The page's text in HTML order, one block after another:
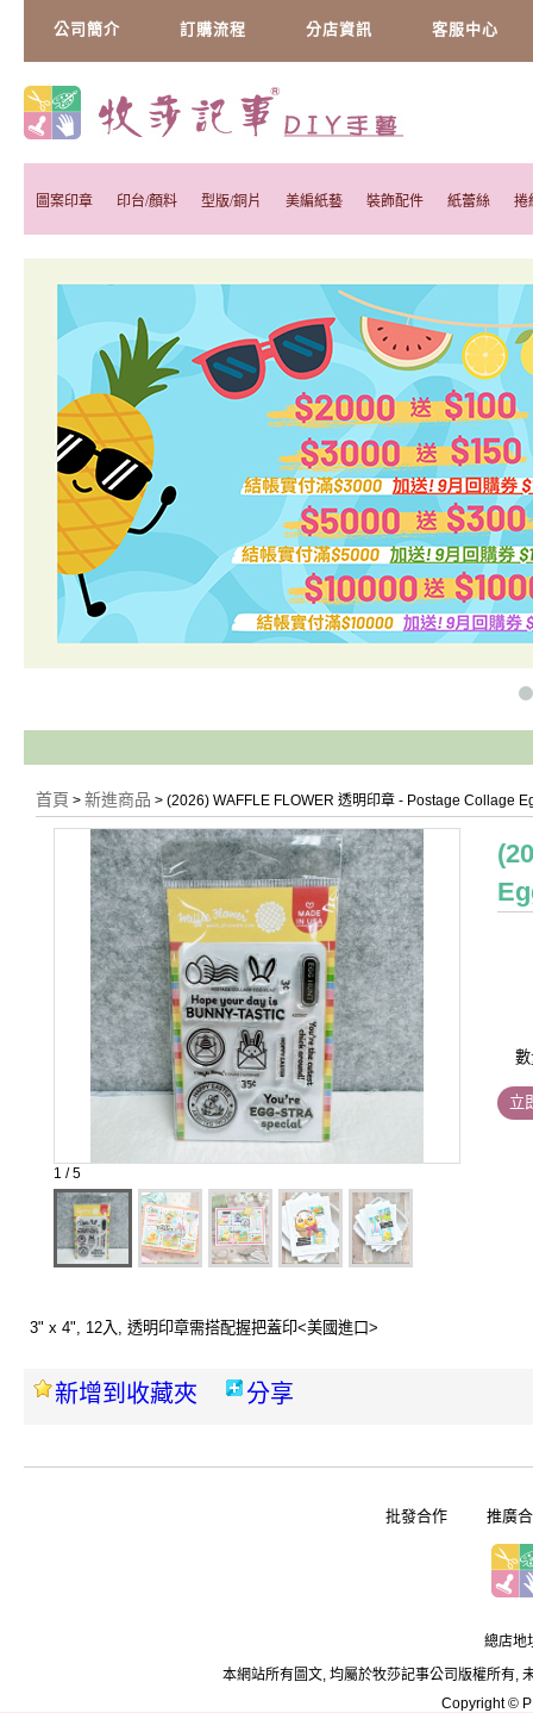
公司簡介 訂購流程 分店資訊 客服中心
圖案印章 印台/顏料 型版/銅片 美編紙藝 裝飾配件 紙蕾絲 捲
首頁 > 新進商品 > (2026) WAFFLE FLOWER 透明印章 - Postage Collage
1 / 5
立
3" x 4", 12入, 透明印章需搭配握把蓋印<美國進口>
新增到收藏夾 分享
批發合作 推廣
總店地
本網站所有圖文, 均屬於牧莎記事公司版權所有,
Copyright ©